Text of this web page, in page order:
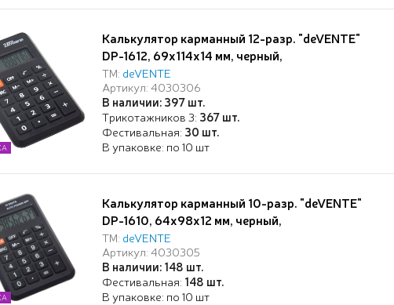
Калькулятор карманный 12-разр. "deVENTE"
DP-1612, 69x114x14 мм, черный,
автоматическое вычисление квадратного
корня, процентов, работа с памятью, в
картонной коробке
ТМ: deVENTE
Артикул: 4030306
В наличии: 397 шт.
Трикотажников 3: 367 шт.
Фестивальная: 30 шт.
В упаковке: по 10 шт
Калькулятор карманный 10-разр. "deVENTE"
DP-1610, 64x98x12 мм, черный,
автоматическое вычисление квадратного
корня, процентов, работа с памятью, в
картонной коробке
ТМ: deVENTE
Артикул: 4030305
В наличии: 148 шт.
Фестивальная: 148 шт.
В упаковке: по 10 шт